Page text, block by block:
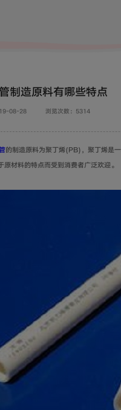
制造原料有哪些特点
08-28 浏览次数：5314
的制造原料为聚丁烯(PB)，聚丁烯是
原材料的特点而受到消费者广泛欢迎。